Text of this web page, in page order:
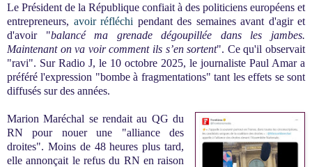
Le Président de la République confiait à des politiciens européens et
entrepreneurs, avoir réfléchi pendant des semaines avant d'agir et
d'avoir "balancé ma grenade dégoupillée dans les jambes.
Maintenant on va voir comment ils s’en sortent". Ce qu'il observait
"ravi". Sur Radio J, le 10 octobre 2025, le journaliste Paul Amar a
préféré l'expression "bombe à fragmentations" tant les effets se sont
diffusés sur des années.
Marion Maréchal se rendait au QG du
RN pour nouer une "alliance des
droites". Moins de 48 heures plus tard,
elle annonçait le refus du RN en raison